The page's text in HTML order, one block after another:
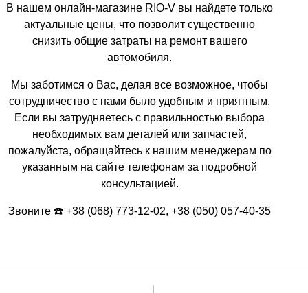
В нашем онлайн-магазине RIO-V вы найдете только
актуальные цены, что позволит существенно
снизить общие затраты на ремонт вашего
автомобиля.
Мы заботимся о Вас, делая все возможное, чтобы
сотрудничество с нами было удобным и приятным.
Если вы затрудняетесь с правильностью выбора
необходимых вам деталей или запчастей,
пожалуйста, обращайтесь к нашим менеджерам по
указанным на сайте телефонам за подробной
консультацией.
Звоните ☎️ +38 (068) 773-12-02, +38 (050) 057-40-35